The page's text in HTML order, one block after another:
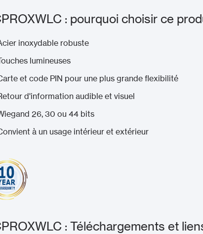
: pourquoi choisir ce
inoxydable robuste
lumineuses
et code PIN pour une plus grande flexibilité
d'information audible et visuel
26, 30 ou 44 bits
à un usage intérieur et extérieur
: Téléchargements et